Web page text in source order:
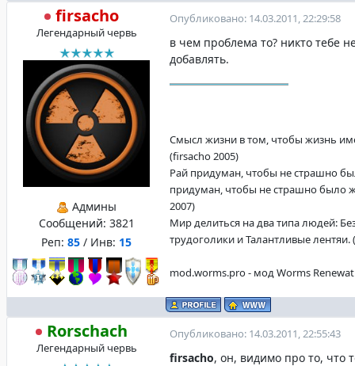
firsacho
Легендарный червь
Админы
Сообщений: 3821
Реп: 85 / Инв: 15
Опубликовано: 14.03.2011, 22:29:58
в чем проблема то? никто тебе
добавлять.
Смысл жизни в том, чтобы жизнь
(firsacho 2005)
Рай придуман, чтобы не страшно
придуман, чтобы не страшно было
2007)
Мир делиться на два типа людей:
трудоголики и Талантливые лентяи.
mod.worms.pro - мод Worms
Rorschach
Легендарный червь
Опубликовано: 14.03.2011, 22:55:43
firsacho, он, видимо про то, что